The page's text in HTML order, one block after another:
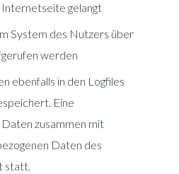
gelangt
System des Nutzers über
werden
ebenfalls in den Logfiles
Eine
zusammen mit
Daten des
statt.